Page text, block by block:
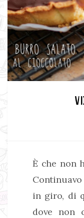
È che non
in giro, di
dove non